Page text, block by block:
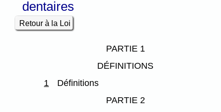
dentaires
Retour à la Loi
PARTIE 1
DÉFINITIONS
1
Définitions
PARTIE 2